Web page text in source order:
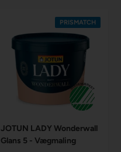
PRISMATCH
JOTUN LADY Wonderwall
Glans 5 - Vægmaling